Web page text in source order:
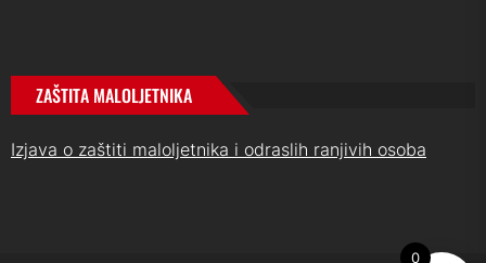
ZAŠTITA MALOLJETNIKA
Izjava o zaštiti maloljetnika i odraslih ranjivih osoba
0